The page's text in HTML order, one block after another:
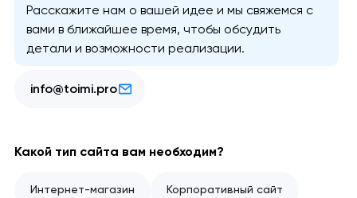
Расскажите нам о вашей идее и мы свяжемся с
вами в ближайшее время, чтобы обсудить
детали и возможности реализации.
info@toimi.pro
Какой тип сайта вам необходим?
Интернет-магазин Корпоративный сайт